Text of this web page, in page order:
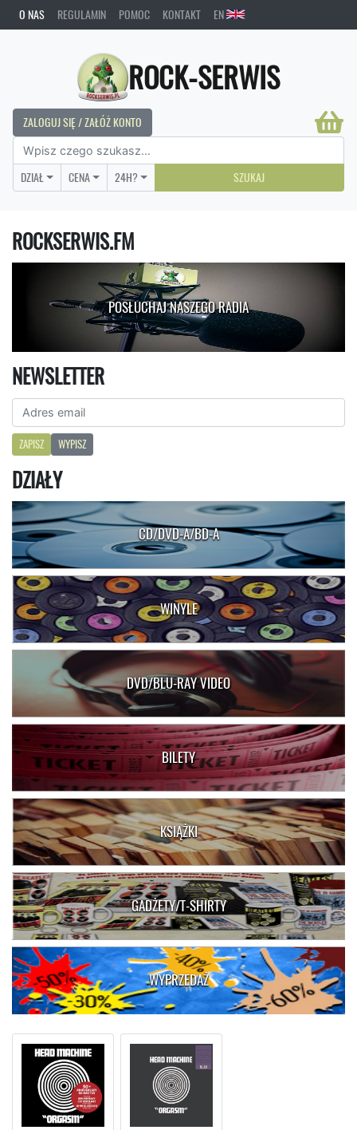
O NAS REGULAMIN POMOC KONTAKT EN
ROCK-SERWIS
ZALOGUJ SIĘ / ZAŁÓŻ KONTO
DZIAŁ CENA 24H? SZUKAJ
ROCKSERWIS.FM
POSŁUCHAJ NASZEGO RADIA
NEWSLETTER
ZAPISZ WYPISZ
DZIAŁY
CD/DVD-A/BD-A
WINYLE
DVD/BLU-RAY VIDEO
BILETY
KSIĄŻKI
GADŻETY/T-SHIRTY
WYPRZEDAŻ